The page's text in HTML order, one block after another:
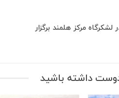
مرکز هلمند برگزار
داشته باشید